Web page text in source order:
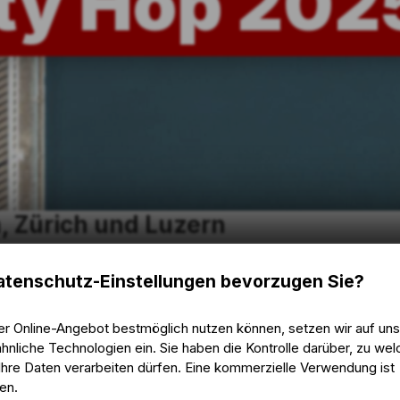
Zürich und Luzern
– alles in einem Trip. Mit dem
kombinierst
alles nah beieinander.
Einstellungen bevorzugen Sie?
Online-Angebot bestmöglich nutzen können, setzen wir auf
Technologien ein. Sie haben die Kontrolle darüber, zu
Daten verarbeiten dürfen. Eine kommerzielle Verwendung ist
Einstellungen bevorzugen Sie?
Online-Angebot bestmöglich nutzen können, setzen wir auf
Technologien ein. Sie haben die Kontrolle darüber, zu
Daten verarbeiten dürfen. Eine kommerzielle Verwendung ist